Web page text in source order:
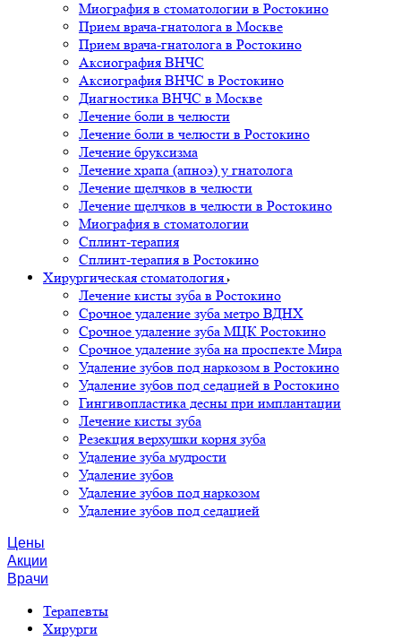
Миография в стоматологии в Ростокино
Прием врача-гнатолога в Москве
Прием врача-гнатолога в Ростокино
Аксиография ВНЧС
Аксиография ВНЧС в Ростокино
Диагностика ВНЧС в Москве
Лечение боли в челюсти
Лечение боли в челюсти в Ростокино
Лечение бруксизма
Лечение храпа (апноэ) у гнатолога
Лечение щелчков в челюсти
Лечение щелчков в челюсти в Ростокино
Миография в стоматологии
Сплинт-терапия
Сплинт-терапия в Ростокино
Хирургическая стоматология
Лечение кисты зуба в Ростокино
Срочное удаление зуба метро ВДНХ
Срочное удаление зуба МЦК Ростокино
Срочное удаление зуба на проспекте Мира
Удаление зубов под наркозом в Ростокино
Удаление зубов под седацией в Ростокино
Гингивопластика десны при имплантации
Лечение кисты зуба
Резекция верхушки корня зуба
Удаление зуба мудрости
Удаление зубов
Удаление зубов под наркозом
Удаление зубов под седацией
Цены
Акции
Врачи
Терапевты
Хирурги